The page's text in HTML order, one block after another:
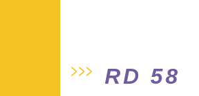
RD 58